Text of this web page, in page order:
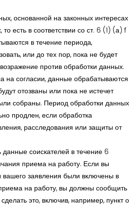
основанной на законных интересах
есть в соответствии со ст. 6 (1) (а) f
в течение периода,
или до тех пор, пока не будет
против обработки данных.
на согласии, данные обрабатываются
отозваны или пока не истечет
собраны. Период обработки данных
продлен, если обработка
расследования или защиты от
соискателей в течение 6
приема на работу. Если вы
вашего заявления были включены в
на работу, вы должны сообщить
это, включив, например, пункт о